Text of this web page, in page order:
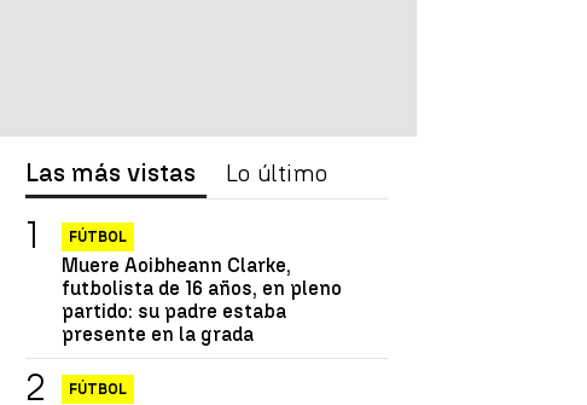
Las más vistas Lo último
FÚTBOL
Muere Aoibheann Clarke,
futbolista de 16 años, en pleno
partido: su padre estaba
presente en la grada
FÚTBOL